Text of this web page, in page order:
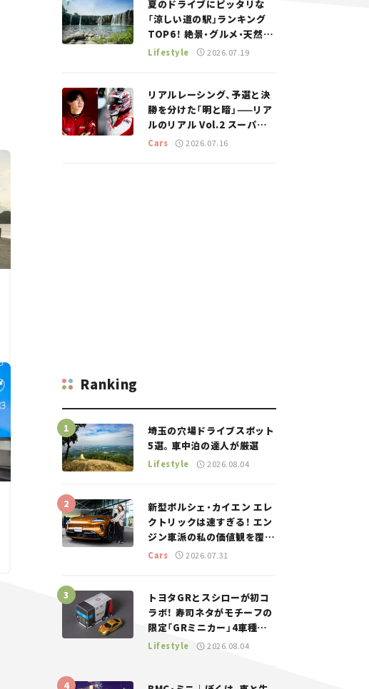
夏のドライブにピッタリな
「涼しい道の駅」ランキング
TOP6！ 絶景・グルメ・天然ク
ーラーなど、避暑におすすめ
Lifestyle 2026.07.19
リアルレーシング、予選と決
勝を分けた「明と暗」——リア
ルのリアル Vol.2 スーパー
GT 2026開幕戦 岡山国際サ
Cars 2026.07.16
Ranking
埼玉の穴場ドライブスポット
5選。車中泊の達人が厳選
Lifestyle 2026.08.04
新型ポルシェ・カイエン エレ
クトリックは速すぎる！ エン
ジン車派の私の価値観を覆し
た、新しいポルシェの走り。
Cars 2026.07.31
トヨタGRとスシローが初コ
ラボ！ 寿司ネタがモチーフの
限定「GRミニカー」4車種が
登場。入手方法は？【クルマ
Lifestyle 2026.08.04